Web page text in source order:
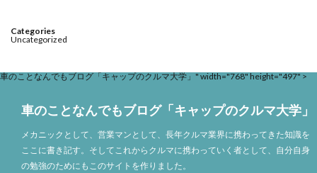
Categories
Uncategorized
車のことなんでもブログ「キャップのクルマ大学」" width="768" height="497" >
車のことなんでもブログ「キャップのクルマ大学」
メカニックとして、営業マンとして、長年クルマ業界に携わってきた知識を
ここに書き記す。そしてこれからクルマに携わっていく者として、自分自身
の勉強のためにもこのサイトを作りました。